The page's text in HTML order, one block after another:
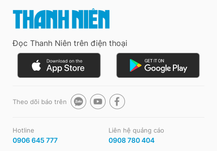
Đọc Thanh Niên trên điện thoại
Theo dõi báo trên
Hotline
0906 645 777
Liên hệ quảng cáo
0908 780 404